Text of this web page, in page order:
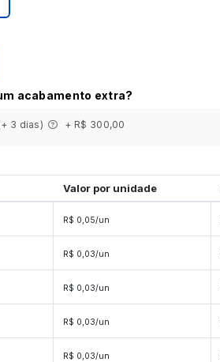
acabamento extra?
3 dias) + R$ 300,00
Valor por unidade
R$ 0,05/un
R$ 0,03/un
R$ 0,03/un
R$ 0,03/un
R$ 0,03/un